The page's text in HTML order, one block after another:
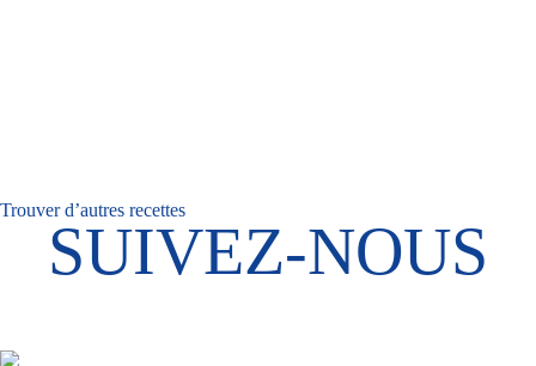
Trouver d’autres recettes
SUIVEZ-NOUS